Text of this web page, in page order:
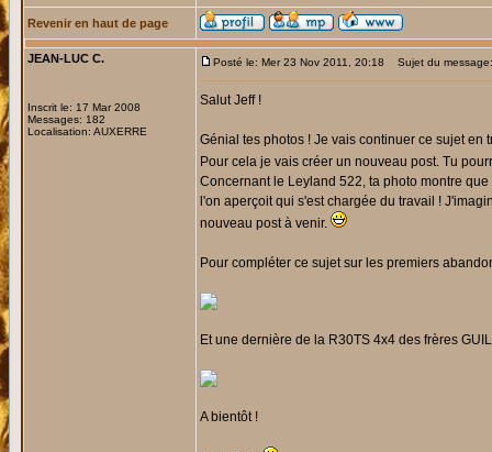
Revenir en haut de page
JEAN-LUC C.
Inscrit le: 17 Mar 2008
Messages: 182
Localisation: AUXERRE
Posté le: Mer 23 Nov 2011, 20:18 Sujet du message:
Salut Jeff !
Génial tes photos ! Je vais continuer ce sujet
Pour cela je vais créer un nouveau post. Tu
Concernant le Leyland 522, ta photo montre
l'on aperçoit qui s'est chargée du travail !
nouveau post à venir.
Pour compléter ce sujet sur les premiers
Et une dernière de la R30TS 4x4 des frères
A bientôt !